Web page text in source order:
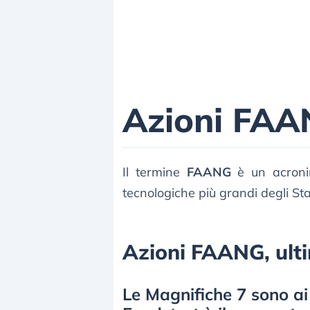
Azioni
Il termine FAANG è un
tecnologiche più grandi degli
Azioni FAANG,
Le Magnifiche 7 sono